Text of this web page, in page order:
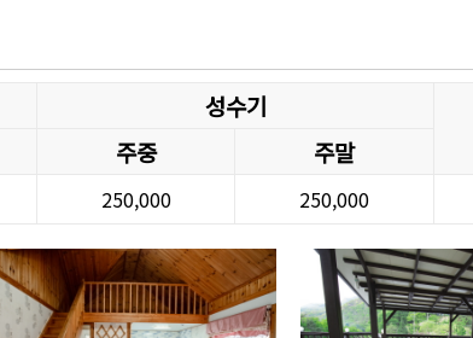
성수기
주중 주말
250,000 250,000